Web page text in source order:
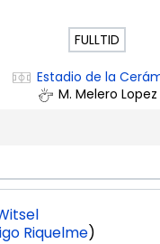
FULLTID
Estadio de la
M. Melero Lopez
Riquelme)